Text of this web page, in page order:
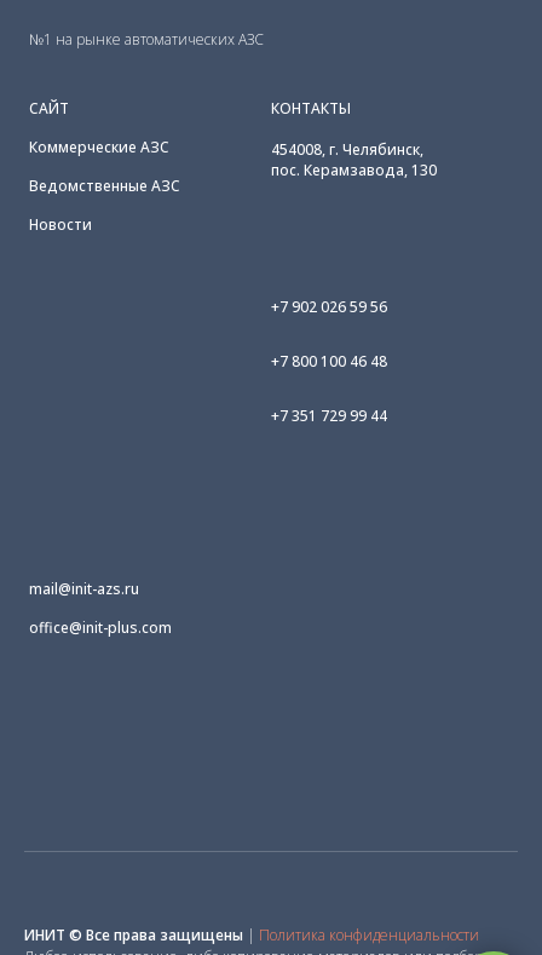
№1 на рынке автоматических АЗС
САЙТ
Коммерческие АЗС
Ведомственные АЗС
Новости
КОНТАКТЫ
454008, г. Челябинск,
пос. Керамзавода, 130
+7 902 026 59 56
+7 800 100 46 48
+7 351 729 99 44
mail@init-azs.ru
office@init-plus.com
ИНИТ © Все права защищены | Политика конфиденциальности